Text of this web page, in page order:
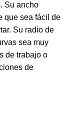
Su ancho
que sea fácil de
Su radio de
sea muy
de trabajo o
de